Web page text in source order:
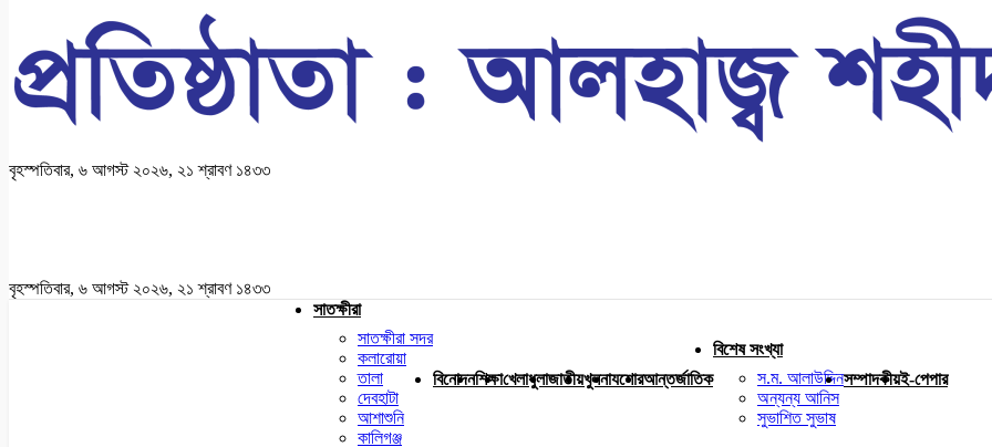
বৃহস্পতিবার, ৬ আগস্ট ২০২৬, ২১ শ্রাবণ ১৪৩৩
বৃহস্পতিবার, ৬ আগস্ট ২০২৬, ২১ শ্রাবণ ১৪৩৩
সাতক্ষীরা
সাতক্ষীরা সদর
কলারোয়া
তালা
দেবহাটা
আশাশুনি
কালিগঞ্জ
বিনোদনশিক্ষাখেলাধুলাজাতীয়খুলনাযশোরআন্তর্জাতিক
বিশেষ সংখ্যা
স.ম. আলাউদ্দিন
অন্যন্য আনিস
সুভাশিত সুভাষ
সম্পাদকীয়ই-পেপার